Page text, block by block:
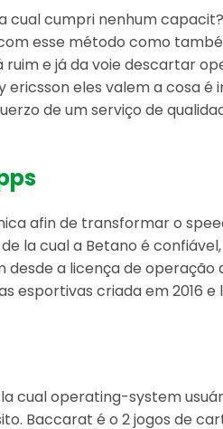
cumpri nenhum
esse método como
e já da voie descartar
eles valem a cosa
de um serviço de
afin de transformar o
la cual a Betano é
a licença de
criada em 2016 e
cual operating-system
Baccarat é o 2 jogos de